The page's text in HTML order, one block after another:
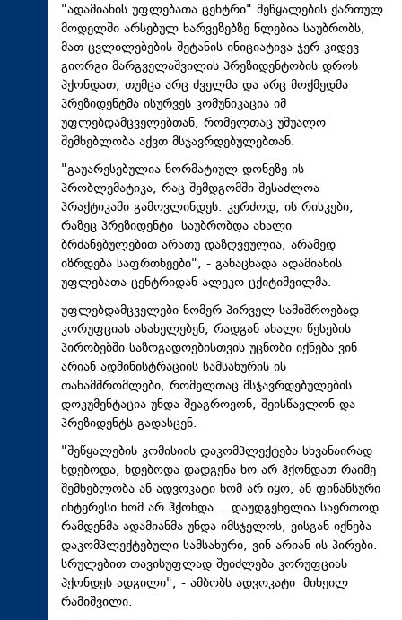
"ადამიანის უფლებათა ცენტრი" შეწყალების ქართულ
მოდელში არსებულ ხარვეზებზე წლებია საუბრობს,
მათ ცვლილებების შეტანის ინიციატივა ჯერ კიდევ
გიორგი მარგველაშვილის პრეზიდენტობის დროს
ჰქონდათ, თუმცა არც ძველმა და არც მოქმედმა
პრეზიდენტმა ისურვეს კომუნიკაცია იმ
უფლებდამცველებთან, რომელთაც უშუალო
შემხებლობა აქვთ მსჯავრდებულებთან.
"გაუარესებულია ნორმატიულ დონეზე ის
პრობლემატიკა, რაც შემდგომში შესაძლოა
პრაქტიკაში გამოვლინდეს. კერძოდ, ის რისკები,
რაზეც პრეზიდენტი საუბრობდა ახალი
ბრძანებულებით არათუ დაზღვეულია, არამედ
იზრდება საფრთხეები", - განაცხადა ადამიანის
უფლებათა ცენტრიდან ალეკო ცქიტიშვილმა.
უფლებდამცველები ნომერ პირველ საშიშროებად
კორუფციას ასახელებენ, რადგან ახალი წესების
პირობებში საზოგადოებისთვის უცნობი იქნება ვინ
არიან ადმინისტრაციის სამსახურის ის
თანამშრომლები, რომელთაც მსჯავრდებულების
დოკუმენტაცია უნდა შეაგროვონ, შეისწავლონ და
პრეზიდენტს გადასცენ.
"შეწყალების კომისიის დაკომპლექტება სხვანაირად
ხდებოდა, ხდებოდა დადგენა ხო არ ჰქონდათ რაიმე
შემხებლობა ან ადვოკატი ხომ არ იყო, ან ფინანსური
ინტერესი ხომ არ ჰქონდა... დაუდგენელია საერთოდ
რამდენმა ადამიანმა უნდა იმსჯელოს, ვისგან იქნება
დაკომპლექტებული სამსახური, ვინ არიან ის პირები.
სრულებით თავისუფლად შეიძლება კორუფციას
ჰქონდეს ადგილი", - ამბობს ადვოკატი მიხეილ
რამიშვილი.